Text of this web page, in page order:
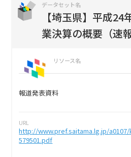
データセット名
【埼玉県】平成
業決算の概要（速報
リソース名
報道発表資料
URL
http://www.pref.saitama.lg.jp/
579501.pdf